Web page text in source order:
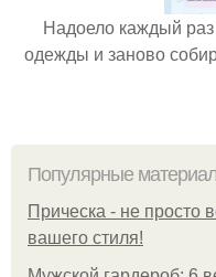
Надоело каждый раз
одежды и заново
Популярные
Прическа - не просто
вашего стиля!